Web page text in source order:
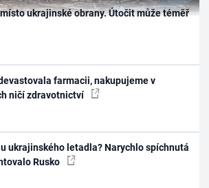
ukrajinské obrany. Útočit může téměř
farmacii, nakupujeme v
ničí zdravotnictví
ukrajinského letadla? Narychlo spíchnutá
Rusko